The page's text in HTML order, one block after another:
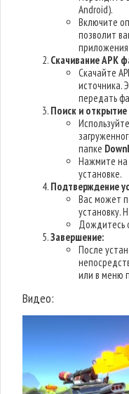
Android).
Включите
позволит
приложения
Скачивание APK
Скачайте
источника.
передать
Поиск и
папке
Нажмите на
установке.
Подтверждение
Вас может
установку.
Дождитесь
Завершение:
После
или в меню
Видео: